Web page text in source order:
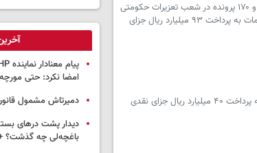
سرویس کردستان - مدیرکل تعزیرات حکومتی استان کردستان گفت: در چهار ماه نخست سال جاری، چهار هزار و ۱۷۰ پرونده در شعب تعزیرات حکومتی
استان رسیدگی شد که متخلفان حوزه قاچاق کالا و ارز به پرداخت ۹۷۰ میلیارد ریال و متخلفان حوزه کالا و خدمات به پرداخت ۹۳ میلیارد ریال جزای
سرویس کردستان - مدیرکل تعزیرات حکومتی کردستان از محکومیت یک قاچاقچی سوخت در شهرستان سقز به پرداخت ۴۰ میلیارد ریال جزای نقدی
امضا نکرد: حتی
دمیرتاش مشمول
دیدار پشت درهای
باغچه‌لی چه گذشت؟